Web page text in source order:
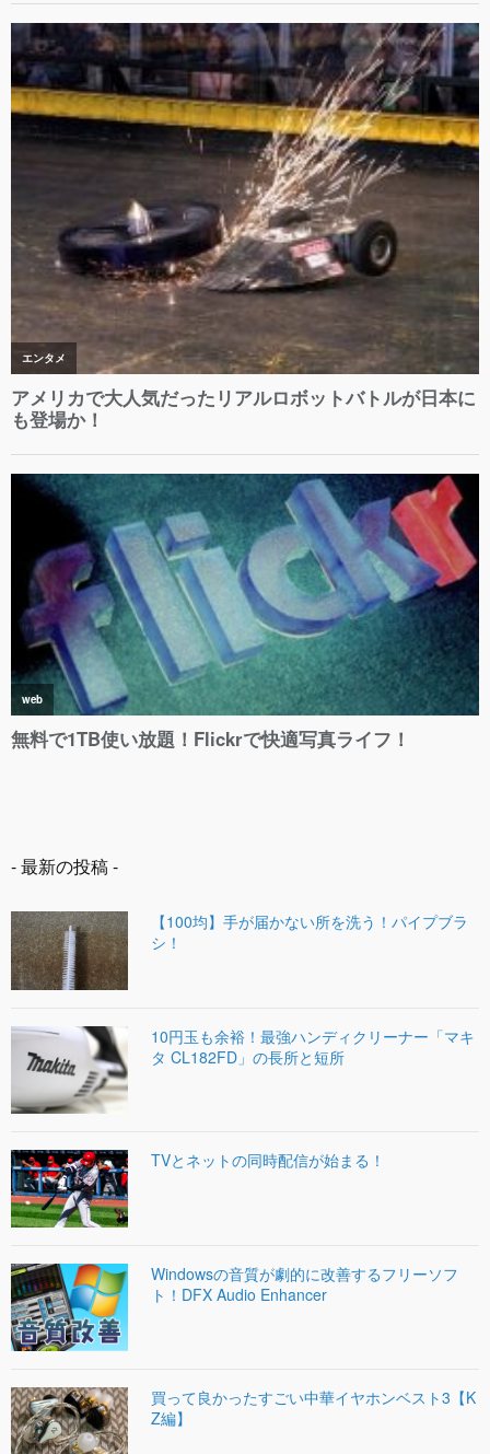
- 最新の投稿 -
【100均】手が届かない所を洗う！パイプブラ
シ！
10円玉も余裕！最強ハンディクリーナー「マキ
タ CL182FD」の長所と短所
TVとネットの同時配信が始まる！
Windowsの音質が劇的に改善するフリーソフ
ト！DFX Audio Enhancer
買って良かったすごい中華イヤホンベスト3【K
Z編】